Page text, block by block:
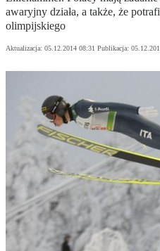
awaryjny działa, a także, że
olimpijskiego
Aktualizacja: 05.12.2014 08:31 Publikacja: